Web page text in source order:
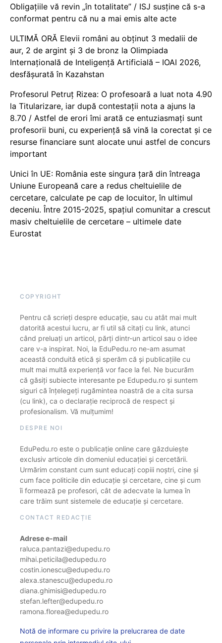
Obligațiile vă revin „în totalitate” / ISJ susține că s-a
conformat pentru că nu a mai emis alte acte
ULTIMĂ ORĂ Elevii români au obținut 3 medalii de
aur, 2 de argint și 3 de bronz la Olimpiada
Internațională de Inteligență Artificială – IOAI 2026,
desfășurată în Kazahstan
Profesorul Petruț Rizea: O profesoară a luat nota 4.90
la Titularizare, iar după contestații nota a ajuns la
8.70 / Astfel de erori îmi arată ce entuziasmați sunt
profesorii buni, cu experiență să vină la corectat și ce
resurse financiare sunt alocate unui astfel de concurs
important
Unici în UE: România este singura țară din întreaga
Uniune Europeană care a redus cheltuielile de
cercetare, calculate pe cap de locuitor, în ultimul
deceniu. Între 2015-2025, spațiul comunitar a crescut
masiv cheltuielile de cercetare – ultimele date
Eurostat
COPYRIGHT
Pentru că scrieți despre educație, sau cu atât mai mult
datorită acestui lucru, ar fi util să citați cu link, atunci
când preluați un articol, părți dintr-un articol sau o idee
care v-a inspirat. Noi, la EduPedu.ro ne-am asumat
această conduită etică și sperăm că și publicațiile cu
mult mai multă experiență vor face la fel. Ne bucurăm
că găsiți subiecte interesante pe Edupedu.ro și suntem
siguri că înțelegeți rugămintea noastră de a cita sursa
(cu link), ca o declarație reciprocă de respect și
profesionalism. Vă mulțumim!
DESPRE NOI
EduPedu.ro este o publicație online care găzduiește
exclusiv articole din domeniul educației și cercetării.
Urmărim constant cum sunt educați copiii noștri, cine și
cum face politicile din educație și cercetare, cine și cum
îi formează pe profesori, cât de adecvate la lumea în
care trăim sunt sistemele de educație și cercetare.
CONTACT REDACȚIE
Adrese e-mail
raluca.pantazi@edupedu.ro
mihai.peticila@edupedu.ro
costin.ionescu@edupedu.ro
alexa.stanescu@edupedu.ro
diana.ghimisi@edupedu.ro
stefan.lefter@edupedu.ro
ramona.florea@edupedu.ro
Notă de informare cu privire la prelucrarea de date